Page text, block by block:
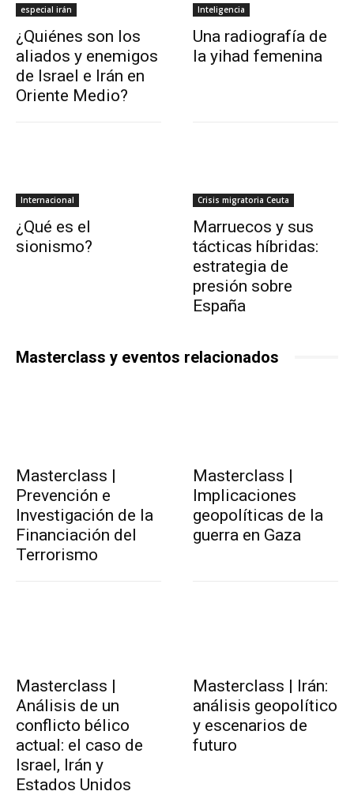
especial irán
¿Quiénes son los
aliados y enemigos
de Israel e Irán en
Oriente Medio?
Inteligencia
Una radiografía de
la yihad femenina
Internacional
¿Qué es el
sionismo?
Crisis migratoria Ceuta
Marruecos y sus
tácticas híbridas:
estrategia de
presión sobre
España
Masterclass y eventos relacionados
Masterclass |
Prevención e
Investigación de la
Financiación del
Terrorismo
Masterclass |
Implicaciones
geopolíticas de la
guerra en Gaza
Masterclass |
Análisis de un
conflicto bélico
actual: el caso de
Israel, Irán y
Estados Unidos
Masterclass | Irán:
análisis geopolítico
y escenarios de
futuro